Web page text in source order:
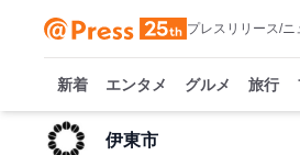
プレスリリース/
新着 エンタメ グルメ 旅行
伊東市